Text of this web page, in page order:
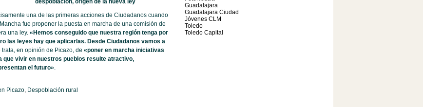
despoblación, origen de la nueva ley
una de las primeras acciones de Ciudadanos cuando
fue proponer la puesta en marcha de una comisión de
una ley. «Hemos conseguido que nuestra región tenga por
las leyes hay que aplicarlas. Desde Ciudadanos vamos a
trata, en opinión de Picazo, de «poner en marcha iniciativas
vivir en nuestros pueblos resulte atractivo,
el futuro».
Picazo, Despoblación rural
Guadalajara
Guadalajara Ciudad
Jóvenes CLM
Toledo
Toledo Capital